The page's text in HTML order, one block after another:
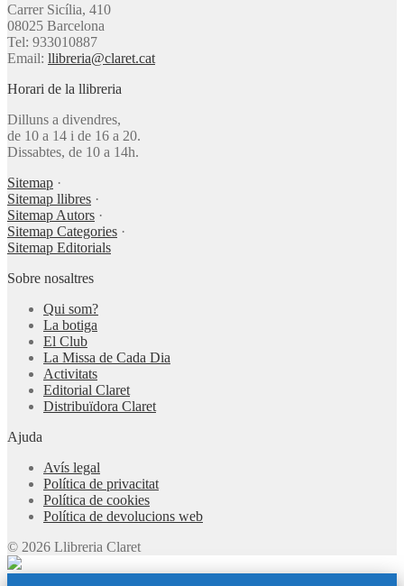
Carrer Sicília, 410
08025 Barcelona
Tel: 933010887
Email: llibreria@claret.cat
Horari de la llibreria
Dilluns a divendres,
de 10 a 14 i de 16 a 20.
Dissabtes, de 10 a 14h.
Sitemap ·
Sitemap llibres ·
Sitemap Autors ·
Sitemap Categories ·
Sitemap Editorials
Sobre nosaltres
Qui som?
La botiga
El Club
La Missa de Cada Dia
Activitats
Editorial Claret
Distribuïdora Claret
Ajuda
Avís legal
Política de privacitat
Política de cookies
Política de devolucions web
© 2026 Llibreria Claret